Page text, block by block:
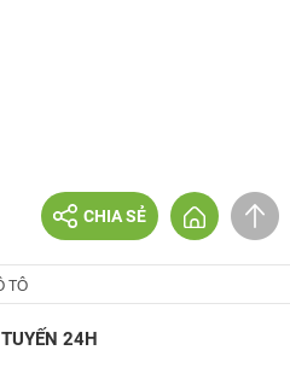
CHIA SẺ
TÔ
24H